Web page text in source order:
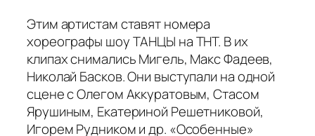
Этим артистам ставят номера
хореографы шоу ТАНЦЫ на ТНТ. В их
клипах снимались Мигель, Макс Фадеев,
Николай Басков. Они выступали на одной
сцене с Олегом Аккуратовым, Стасом
Ярушиным, Екатериной Решетниковой,
Игорем Рудником и др. «Особенные»